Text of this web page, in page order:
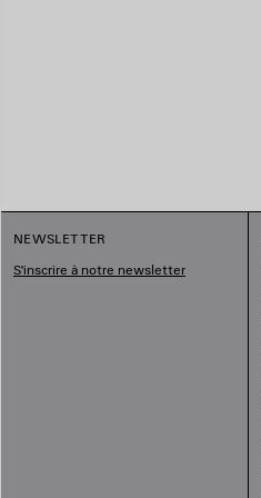
NEWSLETTER
S'inscrire à notre newsletter